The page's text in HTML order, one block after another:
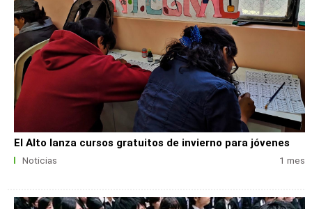
El Alto lanza cursos gratuitos de invierno para jóvenes
Noticias 1 mes